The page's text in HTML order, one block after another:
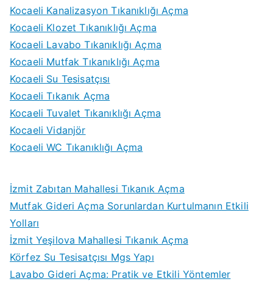
Kocaeli Kanalizasyon Tıkanıklığı Açma
Kocaeli Klozet Tıkanıklığı Açma
Kocaeli Lavabo Tıkanıklığı Açma
Kocaeli Mutfak Tıkanıklığı Açma
Kocaeli Su Tesisatçısı
Kocaeli Tıkanık Açma
Kocaeli Tuvalet Tıkanıklığı Açma
Kocaeli Vidanjör
Kocaeli WC Tıkanıklığı Açma
İzmit Zabıtan Mahallesi Tıkanık Açma
Mutfak Gideri Açma Sorunlardan Kurtulmanın Etkili
Yolları
İzmit Yeşilova Mahallesi Tıkanık Açma
Körfez Su Tesisatçısı Mgs Yapı
Lavabo Gideri Açma: Pratik ve Etkili Yöntemler